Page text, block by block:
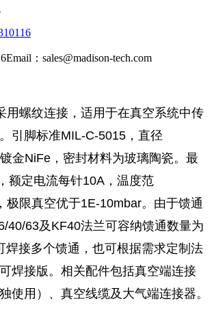
Email：sales@madison-tech.com
用螺纹连接，适用于在真空系统中传
引脚标准MIL-C-5015，直径
金NiFe，密封材料为玻璃陶瓷。最
额定电流每针10A，温度范
，极限真空优于1E-10mbar。由于馈通
40/63及KF40法兰可容纳馈通数量为
焊接多个馈通，也可根据需求定制法
焊接版。相关配件包括真空端连接
使用）、真空线缆及大气端连接器。